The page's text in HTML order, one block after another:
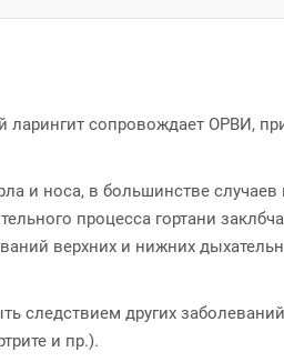
сопровождает ОРВИ,
и носа, в большинстве
процесса гортани
верхних и нижних
других
и пр.).